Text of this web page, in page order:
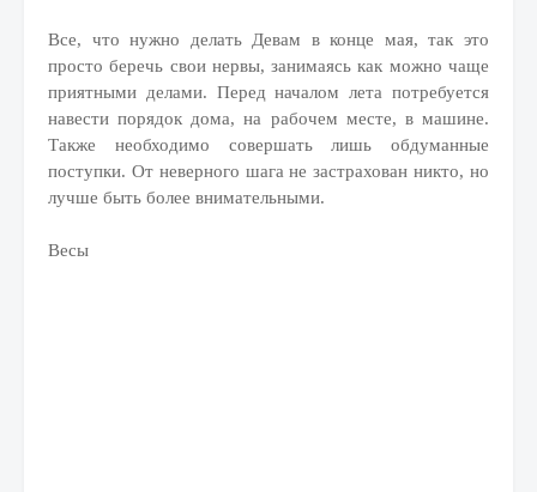
Все, что нужно делать Девам в конце мая, так это
просто беречь свои нервы, занимаясь как можно чаще
приятными делами. Перед началом лета потребуется
навести порядок дома, на рабочем месте, в машине.
Также необходимо совершать лишь обдуманные
поступки. От неверного шага не застрахован никто, но
лучше быть более внимательными.
Весы